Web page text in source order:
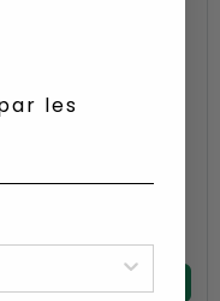
Bear
les